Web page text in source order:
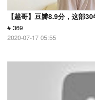
【越哥】豆瓣8.9分，这部
# 369
2020-07-17 05:55